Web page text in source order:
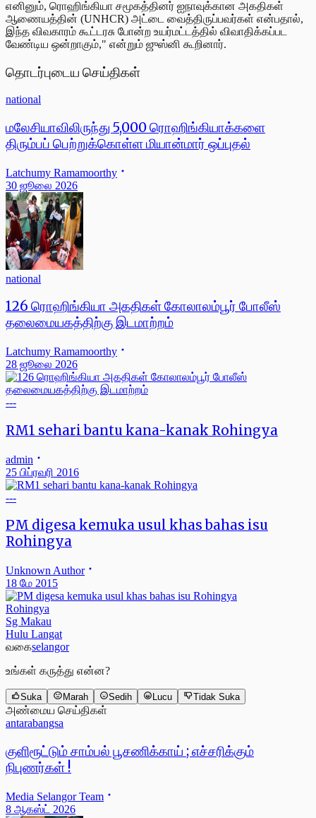
எனினும், ரொஹிங்கியா சமூகத்தினர் ஐநாவுக்கான அகதிகள்
ஆணையத்தின் (UNHCR) அட்டை வைத்திருப்பவர்கள் என்பதால்,
இந்த விவகாரம் கூட்டரசு போன்ற உயர்மட்டத்தில் விவாதிக்கப்பட
வேண்டிய ஒன்றாகும்," என்றும் ஜுஸ்னி கூறினார்.
தொடர்புடைய செய்திகள்
national
மலேசியாவிலிருந்து 5,000 ரொஹிங்கியாக்களை
திரும்பப் பெற்றுக்கொள்ள மியான்மார் ஒப்புதல்
Latchumy Ramamoorthy
30 ஜூலை 2026
national
126 ரொஹிங்கியா அகதிகள் கோலாலம்பூர் போலீஸ்
தலைமையகத்திற்கு இடமாற்றம்
Latchumy Ramamoorthy
28 ஜூலை 2026
---
RM1 sehari bantu kana-kanak Rohingya
admin
25 பிப்ரவரி 2016
---
PM digesa kemuka usul khas bahas isu
Rohingya
Unknown Author
18 மே 2015
Rohingya
Sg Makau
Hulu Langat
வகைselangor
உங்கள் கருத்து என்ன?
Suka Marah Sedih Lucu Tidak Suka
அண்மைய செய்திகள்
antarabangsa
குளிரூட்டும் சாம்பல் பூசணிக்காய் ; எச்சரிக்கும்
நிபுணர்கள் !
Media Selangor Team
8 ஆகஸ்ட் 2026